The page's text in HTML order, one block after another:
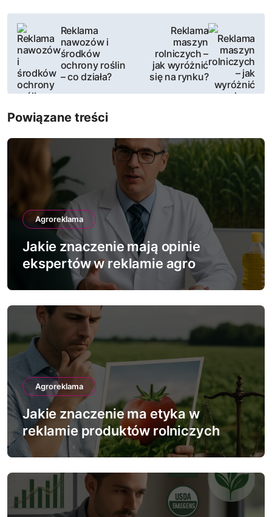
N
w
i
g
a
i
u
Reklama
nawozów i
środków
ochrony roślin
– co działa?
Reklama
maszyn
rolniczych –
jak wyróżnić
się na rynku?
Powiązane treści
Agroreklama
Jakie znaczenie mają opinie
ekspertów w reklamie agro
Agroreklama
Jakie znaczenie ma etyka w
reklamie produktów rolniczych